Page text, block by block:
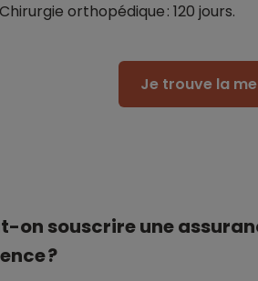
Chirurgie orthopédique : 120 jours.
Je trouve la
on souscrire une
?